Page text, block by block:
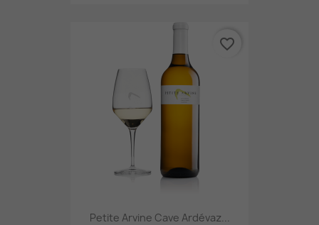
Petite Arvine Cave Ardévaz...
favorite_border